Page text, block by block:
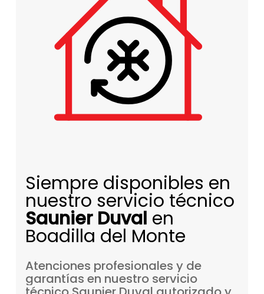
Siempre disponibles en
nuestro servicio técnico
Saunier Duval en
Boadilla del Monte
Atenciones profesionales y de
garantías en nuestro servicio